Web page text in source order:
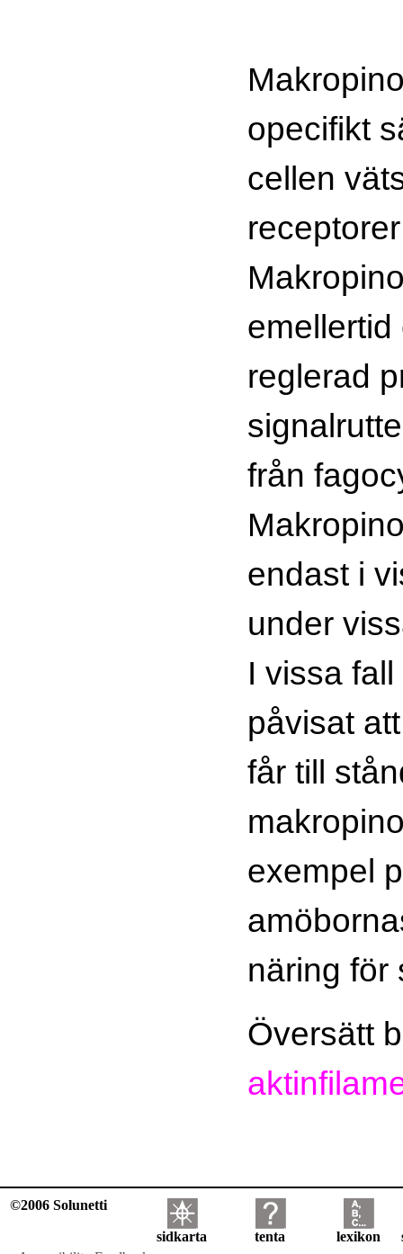
opecifikt
cellen
reglerad
från
endast i
under
I vissa
påvisat
får till
exempel
näring för
Översätt
©2006 Solunetti
sidkarta tenta lexikon